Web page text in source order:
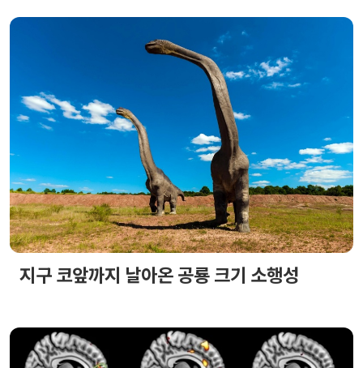
지구 코앞까지 날아온 공룡 크기 소행성